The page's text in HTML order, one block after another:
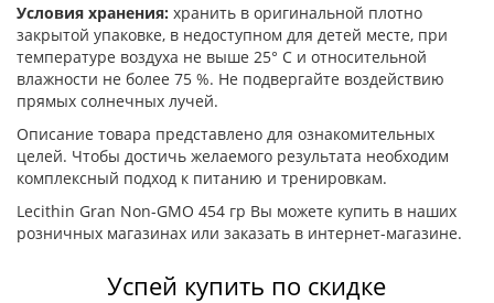
Условия хранения: хранить в оригинальной плотно
закрытой упаковке, в недоступном для детей месте, при
температуре воздуха не выше 25° С и относительной
влажности не более 75 %. Не подвергайте воздействию
прямых солнечных лучей.
Описание товара представлено для ознакомительных
целей. Чтобы достичь желаемого результата необходим
комплексный подход к питанию и тренировкам.
Lecithin Gran Non-GMO 454 гр Вы можете купить в наших
розничных магазинах или заказать в интернет-магазине.
Успей купить по скидке